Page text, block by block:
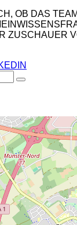
OB DAS
ZUSCHAUER